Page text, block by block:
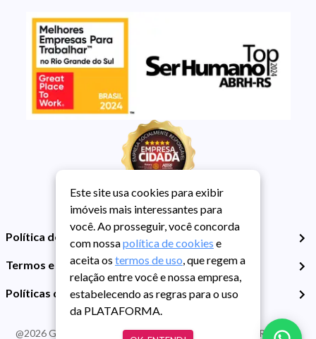
Política de Privacidade
Termos e Condições de Uso
Políticas de Cookies
@2026Guarida Imóvel. Todos os direitos reservados. CRECI RS -
Este site usa cookies para exibir
imóveis mais interessantes para
você. Ao prosseguir, você concorda
com nossapolítica de cookies e
aceita os termos de uso, que regem a
relação entre você e nossa empresa,
estabelecendo as regras para o uso
da PLATAFORMA.